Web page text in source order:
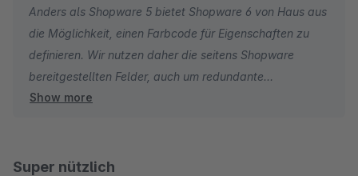
Anders als Shopware 5 bietet Shopware 6 von Haus aus
die Möglichkeit, einen Farbcode für Eigenschaften zu
definieren. Wir nutzen daher die seitens Shopware
bereitgestellten Felder, auch um redundante
Datenhaltung zu vermeiden. Es lassen sich dennoch
Show more
Super nützlich